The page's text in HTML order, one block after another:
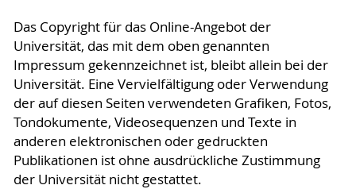
Das Copyright für das Online-Angebot der
Universität, das mit dem oben genannten
Impressum gekennzeichnet ist, bleibt allein bei der
Universität. Eine Vervielfältigung oder Verwendung
der auf diesen Seiten verwendeten Grafiken, Fotos,
Tondokumente, Videosequenzen und Texte in
anderen elektronischen oder gedruckten
Publikationen ist ohne ausdrückliche Zustimmung
der Universität nicht gestattet.